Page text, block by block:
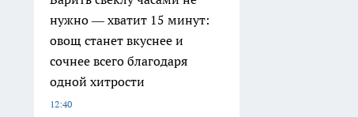
нужно — хватит 15 минут:
овощ станет вкуснее и
сочнее всего благодаря
одной хитрости
12:40